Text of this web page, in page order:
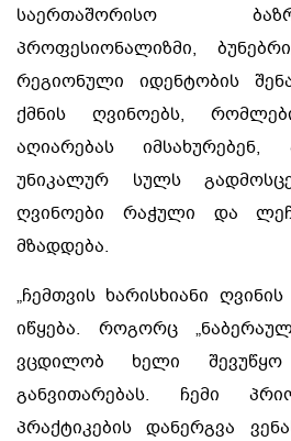
საერთაშორისო
პროფესიონალიზმი,
რეგიონული იდენტობის
ქმნის ღვინოებს,
აღიარებას
უნიკალურ სულს
ღვინოები რაჭული და
მზადდება.
„ჩემთვის ხარისხიანი
იწყება. როგორც
ვცდილობ ხელი შევუწყო
განვითარებას. ჩემი
პრაქტიკების დანერგვა